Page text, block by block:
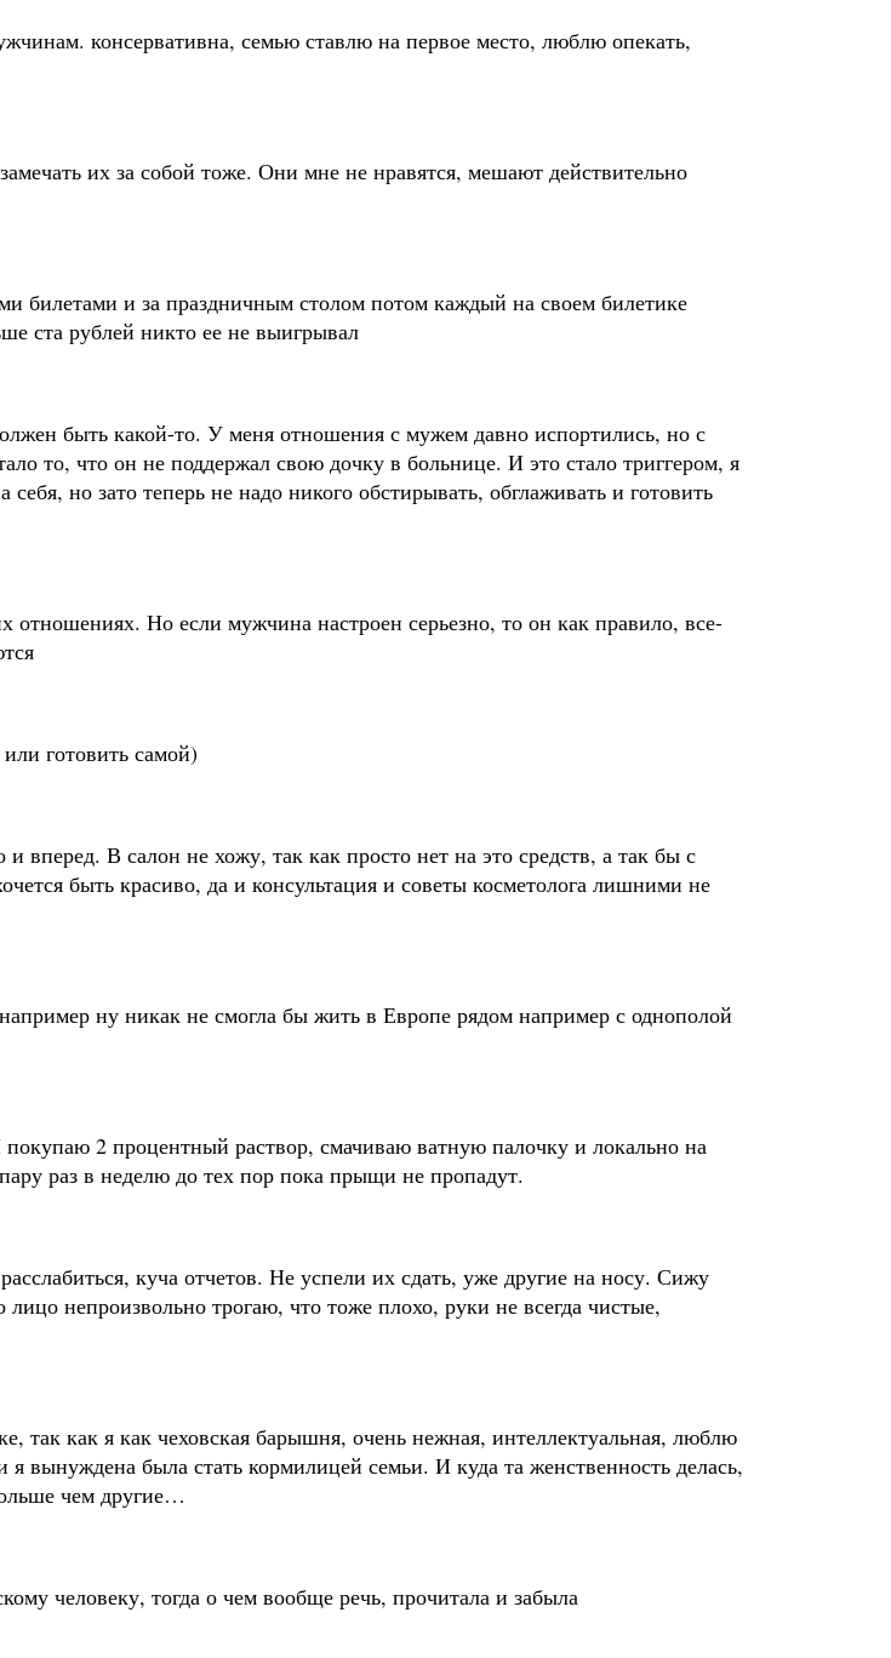
консервативна, семью ставлю на первое место, люблю опекать,
их за собой тоже. Они мне не нравятся, мешают действительно
билетами и за праздничным столом потом каждый на своем билетике
ста рублей никто ее не выигрывал
быть какой-то. У меня отношения с мужем давно испортились, но с
то, что он не поддержал свою дочку в больнице. И это стало триггером, я
но зато теперь не надо никого обстирывать, обглаживать и готовить
отношениях. Но если мужчина настроен серьезно, то он как правило, все-
готовить самой)
В салон не хожу, так как просто нет на это средств, а так бы с
быть красиво, да и консультация и советы косметолога лишними не
ну никак не смогла бы жить в Европе рядом например с однополой
2 процентный раствор, смачиваю ватную палочку и локально на
раз в неделю до тех пор пока прыщи не пропадут.
куча отчетов. Не успели их сдать, уже другие на носу. Сижу
непроизвольно трогаю, что тоже плохо, руки не всегда чистые,
так как я как чеховская барышня, очень нежная, интеллектуальная, люблю
вынуждена была стать кормилицей семьи. И куда та женственность делась,
чем другие…
человеку, тогда о чем вообще речь, прочитала и забыла